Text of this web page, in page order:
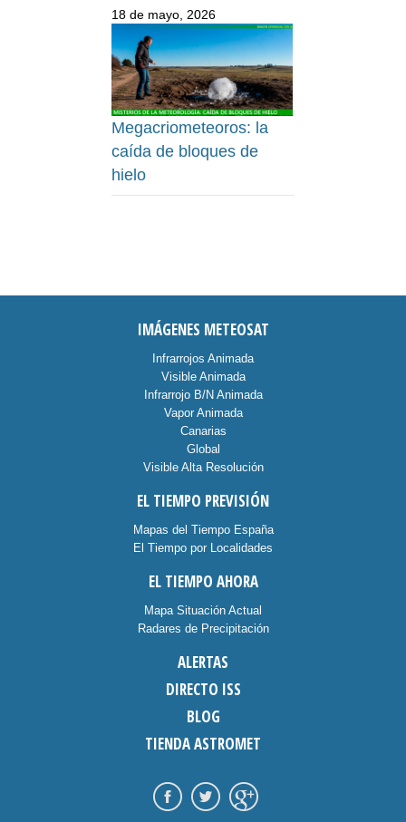
18 de mayo, 2026
Megacriometeoros: la
caída de bloques de
hielo
IMÁGENES METEOSAT
Infrarrojos Animada
Visible Animada
Infrarrojo B/N Animada
Vapor Animada
Canarias
Global
Visible Alta Resolución
EL TIEMPO PREVISIÓN
Mapas del Tiempo España
El Tiempo por Localidades
EL TIEMPO AHORA
Mapa Situación Actual
Radares de Precipitación
ALERTAS
DIRECTO ISS
BLOG
TIENDA ASTROMET